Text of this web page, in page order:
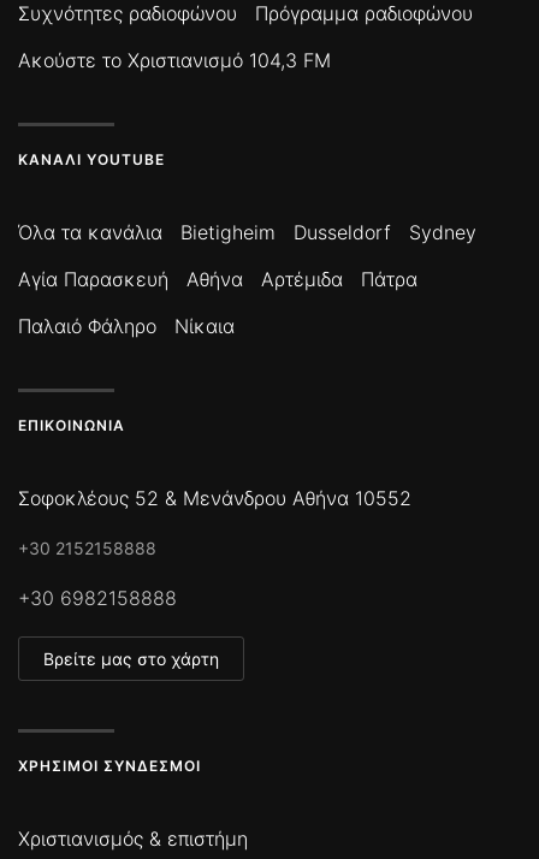
Συχνότητες ραδιοφώνου
Πρόγραμμα ραδιοφώνου
Ακούστε το Χριστιανισμό 104,3 FM
ΚΑΝΆΛΙ YOUTUBE
Όλα τα κανάλια Bietigheim Dusseldorf
Sydney
Αγία Παρασκευή
Αθήνα Αρτέμιδα
Πάτρα
Παλαιό Φάληρο
Νίκαια
ΕΠΙΚΟΙΝΩΝΊΑ
Σοφοκλέους 52 & Μενάνδρου Αθήνα 10552
+30 2152158888
+30 6982158888
Βρείτε μας στο χάρτη
ΧΡΉΣΙΜΟΙ ΣΎΝΔΕΣΜΟΙ
Χριστιανισμός & επιστήμη